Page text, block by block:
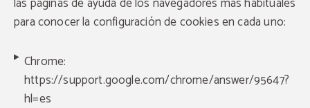
para conocer la configuración de cookies en cada uno:
Chrome:
https://support.google.com/chrome/answer/95647?
hl=es